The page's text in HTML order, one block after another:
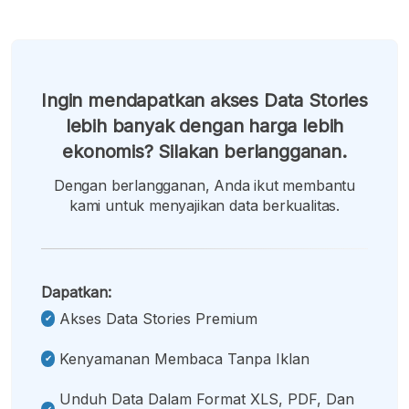
Ingin mendapatkan akses Data Stories
lebih banyak dengan harga lebih
ekonomis? Silakan berlangganan.
Dengan berlangganan, Anda ikut membantu
kami untuk menyajikan data berkualitas.
Dapatkan:
Akses Data Stories Premium
Kenyamanan Membaca Tanpa Iklan
Unduh Data Dalam Format XLS, PDF, Dan